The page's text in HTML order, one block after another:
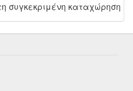
συγκεκριμένη καταχώρηση